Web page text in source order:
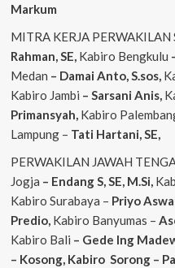
Markum
MITRA KERJA PERWAKILAN
Rahman, SE, Kabiro Bengkulu
Medan – Damai Anto, S.sos,
Kabiro Jambi – Sarsani Anis,
Primansyah, Kabiro
Lampung – Tati Hartani, SE,
PERWAKILAN JAWAH
Jogja – Endang S, SE, M.Si,
Kabiro Surabaya – Priyo
Predio, Kabiro Banyumas –
Kabiro Bali – Gede Ing
– Kosong, Kabiro Sorong –